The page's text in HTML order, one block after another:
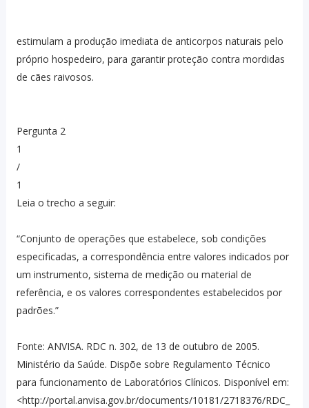
estimulam a produção imediata de anticorpos naturais pelo
próprio hospedeiro, para garantir proteção contra mordidas
de cães raivosos.
Pergunta 2
1
/
1
Leia o trecho a seguir:
“Conjunto de operações que estabelece, sob condições
especificadas, a correspondência entre valores indicados por
um instrumento, sistema de medição ou material de
referência, e os valores correspondentes estabelecidos por
padrões.”
Fonte: ANVISA. RDC n. 302, de 13 de outubro de 2005.
Ministério da Saúde. Dispõe sobre Regulamento Técnico
para funcionamento de Laboratórios Clínicos. Disponível em:
<http://portal.anvisa.gov.br/documents/10181/2718376/RDC_